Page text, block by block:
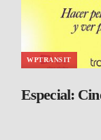
WPTRANSIT
Especial: